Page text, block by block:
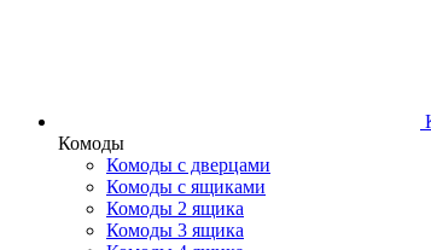
Комоды
Комоды с дверцами
Комоды с ящиками
Комоды 2 ящика
Комоды 3 ящика